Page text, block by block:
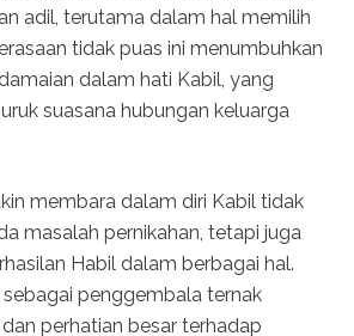
adil, terutama dalam hal memilih
tidak puas ini menumbuhkan
dalam hati Kabil, yang
suasana hubungan keluarga
membara dalam diri Kabil tidak
masalah pernikahan, tetapi juga
Habil dalam berbagai hal.
sebagai penggembala ternak
perhatian besar terhadap